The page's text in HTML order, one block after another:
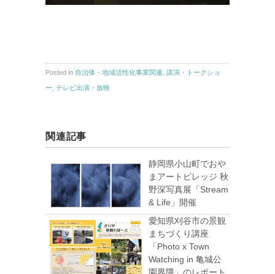
Posted in 自治体・地域活性化事業関連 講演・トークショ
ー テレビ出演・放映
関連記事
静岡県小山町でおや
まアートビレッジ 秋
野深写真展「Stream
& Life」開催
愛知県刈谷市の景観
まちづくり講座
「Photo x Town
Watching in 亀城公